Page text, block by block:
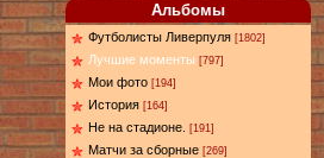
Альбомы
Футболисты Ливерпуля [1802]
Лучшие моменты [797]
Мои фото [194]
История [164]
Не на стадионе. [191]
Матчи за сборные [269]